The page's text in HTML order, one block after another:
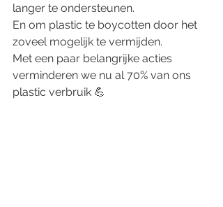
langer te ondersteunen.
En om plastic te boycotten door het
zoveel mogelijk te vermijden.
Met een paar belangrijke acties
verminderen we nu al 70% van ons
plastic verbruik 💪